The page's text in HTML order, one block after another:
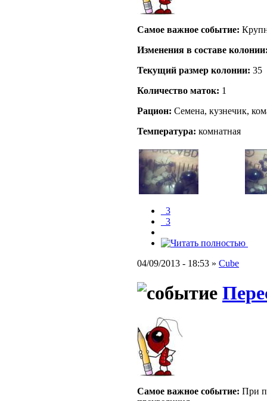
Самое важное событие:
Изменения в составе
Текущий размер кoлонии: 35
Количество маток: 1
Рацион: Семена, кузнечик,
Температура: комнатная
_3
_3
04/09/2013 - 18:53 » Cube
Самое важное событие: При